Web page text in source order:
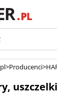
>Producenci>